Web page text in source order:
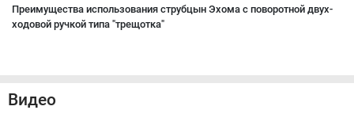
Преимущества использования струбцын Эхома с поворотной двух-
ходовой ручкой типа "трещотка"
Видео